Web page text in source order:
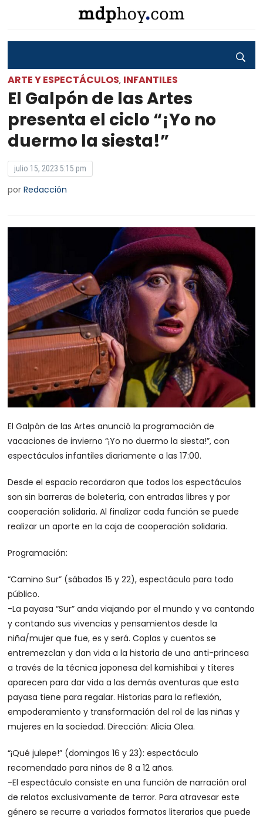
ARTE Y ESPECTÁCULOS, INFANTILES
El Galpón de las Artes
presenta el ciclo “¡Yo no
duermo la siesta!”
julio 15, 2023 5:15 pm
porRedacción
El Galpón de las Artes anunció la programación de
vacaciones de invierno “¡Yo no duermo la siesta!”, con
espectáculos infantiles diariamente a las 17:00.
Desde el espacio recordaron que todos los espectáculos
son sin barreras de boletería, con entradas libres y por
cooperación solidaria. Al finalizar cada función se puede
realizar un aporte en la caja de cooperación solidaria.
Programación:
“Camino Sur” (sábados 15 y 22), espectáculo para todo
público.
-La payasa “Sur” anda viajando por el mundo y va cantando
y contando sus vivencias y pensamientos desde la
niña/mujer que fue, es y será. Coplas y cuentos se
entremezclan y dan vida a la historia de una anti-princesa
a través de la técnica japonesa del kamishibai y títeres
aparecen para dar vida a las demás aventuras que esta
payasa tiene para regalar. Historias para la reflexión,
empoderamiento y transformación del rol de las niñas y
mujeres en la sociedad. Dirección: Alicia Olea.
“¡Qué julepe!” (domingos 16 y 23): espectáculo
recomendado para niños de 8 a 12 años.
-El espectáculo consiste en una función de narración oral
de relatos exclusivamente de terror. Para atravesar este
género se recurre a variados formatos literarios que puede